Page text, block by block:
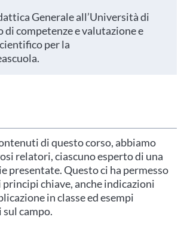
Generale all’Università di
di competenze e valutazione e
per la
di questo corso, abbiamo
relatori, ciascuno esperto di una
presentate. Questo ci ha permesso
chiave, anche indicazioni
in classe ed esempi
campo.